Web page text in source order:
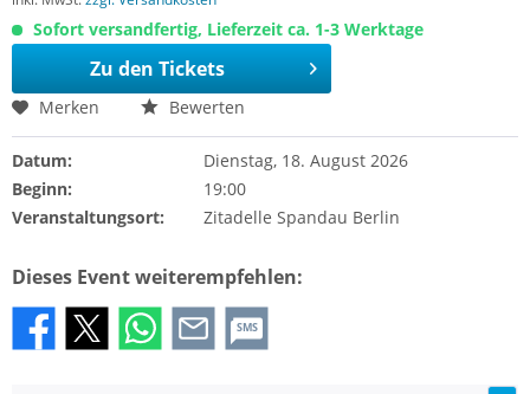
Sofort versandfertig, Lieferzeit ca. 1-3 Werktage
Zu den Tickets
Merken Bewerten
Datum:
Dienstag, 18. August 2026
Beginn:
19:00
Veranstaltungsort:
Zitadelle Spandau Berlin
Dieses Event weiterempfehlen:
SMS